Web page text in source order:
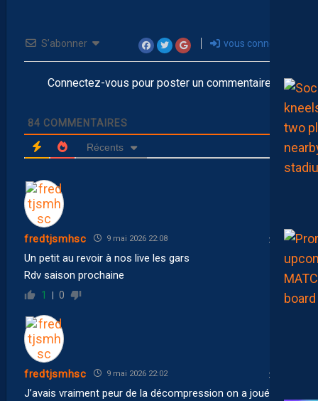
S’abonner vous connecter
Connectez-vous pour poster un commentaire
84 COMMENTAIRES
Récents
fredtjsmhsc 9 mai 2026 22:08
Un petit au revoir à nos live les gars
Rdv saison prochaine
1 0
fredtjsmhsc 9 mai 2026 22:02
J’avais vraiment peur de la décompression on a joué le